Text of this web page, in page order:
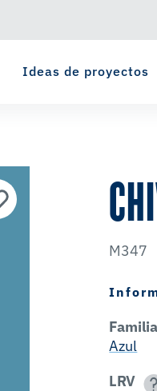
Ideas de proyectos
M347
Azul
LRV